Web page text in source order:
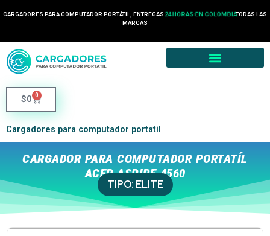
CARGADORES PARA COMPUTADOR PORTÁTIL, ENTREGAS 24 HORAS EN COLOMBIATODAS LAS
MARCAS
$0 0
Cargadores para computador portatil
CARGADOR PARA COMPUTADOR PORTATÍL
ACER ASPIRE 4560
TIPO: ELITE